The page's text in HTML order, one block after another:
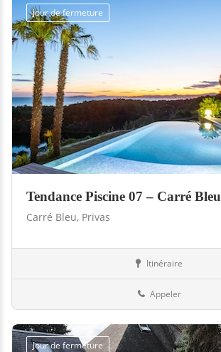
Jour de fermeture
Tendance Piscine 07 – Carré Bleu
Carré Bleu, Privas
Itinéraire
Appeler
Jour de fermeture